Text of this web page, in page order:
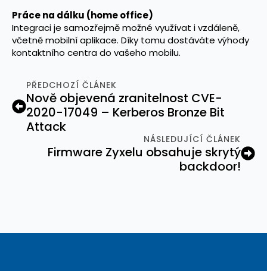
Práce na dálku (home office)
Integraci je samozřejmě možné využívat i vzdáleně,
včetně mobilní aplikace. Díky tomu dostáváte výhody
kontaktního centra do vašeho mobilu.
PŘEDCHOZÍ ČLÁNEK
Nově objevená zranitelnost CVE-
2020-17049 – Kerberos Bronze Bit
Attack
NÁSLEDUJÍCÍ ČLÁNEK
Firmware Zyxelu obsahuje skrytý
backdoor!